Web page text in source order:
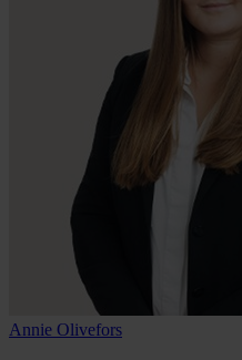
Annie Olivefors